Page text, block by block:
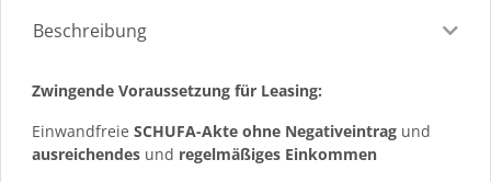
Beschreibung
Zwingende Voraussetzung für Leasing:
Einwandfreie SCHUFA-Akte ohne Negativeintrag und
ausreichendes und regelmäßiges Einkommen